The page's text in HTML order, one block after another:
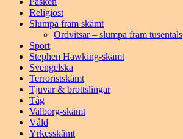
Religiöst
Slumpa fram skämt
Ordvitsar – slumpa fram tusentals
Sport
Stephen Hawking-skämt
Svengelska
Terroristskämt
Tjuvar & brottslingar
Tåg
Valborg-skämt
Våld
Yrkesskämt